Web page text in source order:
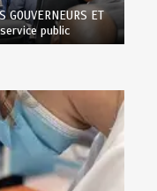
ET
public